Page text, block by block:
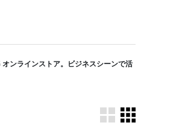
ンラインストア。ビジネスシーンで活